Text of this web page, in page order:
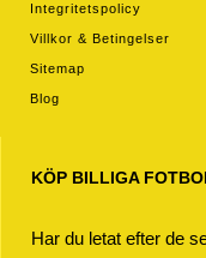
Integritetspolicy
Villkor & Betingelser
Sitemap
Blog
KÖP BILLIGA
Har du letat efter de